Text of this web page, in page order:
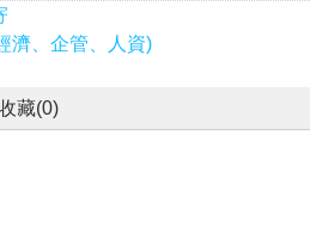
濟、企管、人資)
藏(0)